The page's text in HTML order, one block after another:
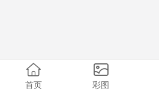
首页 彩图